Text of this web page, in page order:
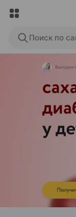
Поиск по